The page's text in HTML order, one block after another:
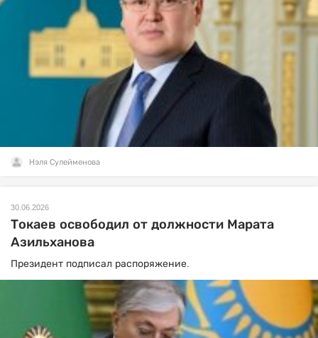
Нэля Сулейменова
30.06.2026
Токаев освободил от должности Марата
Азильханова
Президент подписал распоряжение.